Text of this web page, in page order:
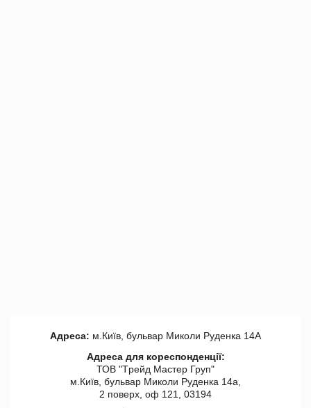
Адреса: м.Київ, бульвар Миколи Руденка 14А
Адреса для кореспонденції:
ТОВ "Tрейд Мастер Груп"
м.Київ, бульвар Миколи Руденка 14а,
2 поверх, оф 121, 03194